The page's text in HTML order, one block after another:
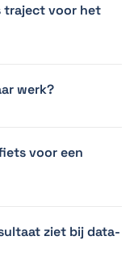
traject voor het
werk?
voor een
ziet bij data-